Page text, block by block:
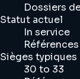
Dossiers
Statut actuel
In service
Sièges typiques
30 to 33